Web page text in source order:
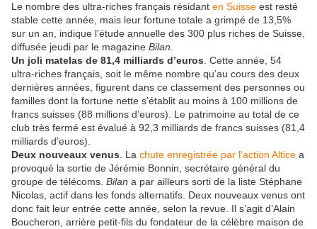
Le nombre des ultra-riches français résidant en Suisse est resté
stable cette année, mais leur fortune totale a grimpé de 13,5%
sur un an, indique l’étude annuelle des 300 plus riches de Suisse,
diffusée jeudi par le magazine Bilan
Un joli matelas de 81,4 milliards d’euros . Cette année, 54
ultra-riches français, soit le même nombre qu’au cours des deux
dernières années, figurent dans ce classement des personnes ou
familles dont la fortune nette s’établit au moins à 100 millions de
francs suisses (88 millions d’euros). Le patrimoine au total de ce
club très fermé est évalué à 92,3 milliards de francs suisses (81,4
milliards d’euros).
Deux nouveaux venus . La chute enregistrée par l’action Altice a
provoqué la sortie de Jérémie Bonnin, secrétaire général du
groupe de télécoms. Bilan a par ailleurs sorti de la liste Stéphane
Nicolas, actif dans les fonds alternatifs. Deux nouveaux venus ont
donc fait leur entrée cette année, selon la revue. Il s’agit d’Alain
Boucheron, arrière petit-fils du fondateur de la célèbre maison de